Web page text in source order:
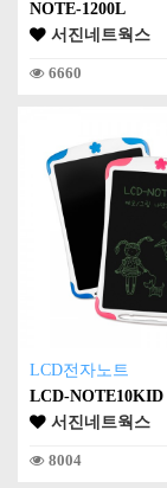
NOTE-1200L
서진네트웍스
6660
LCD전자노트
LCD-NOTE10KID
서진네트웍스
8004